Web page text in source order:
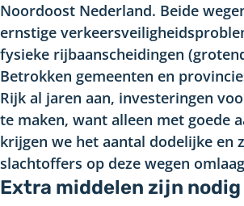
Noordoost Nederland. Beide
ernstige
fysieke rijbaanscheidingen
Betrokken gemeenten en
Rijk al jaren aan, investeringen
te maken, want alleen met goede
krijgen we het aantal dodelijke en
slachtoffers op deze wegen
Extra middelen zijn nodig